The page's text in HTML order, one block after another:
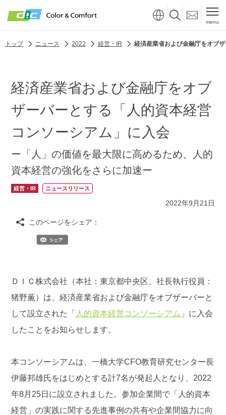
menu
トップ ニュース 2022 経営・IR 経済産業省および金融庁をオブ
経済産業省および金融庁をオブ
ザーバーとする「人的資本経営
コンソーシアム」に入会
ー「人」の価値を最大限に高めるため、人的
資本経営の強化をさらに加速ー
経営・IR ニュースリリース
2022年9月21日
このページをシェア：
ＤＩＣ株式会社（本社：東京都中央区、社長執行役員：
猪野薫）は、経済産業省および金融庁をオブザーバーと
して設立された「 人的資本経営コンソーシアム 」に入会
したことをお知らせします。
本コンソーシアムは、一橋大学CFO教育研究センター長
伊藤邦雄氏をはじめとする計7名が発起人となり、2022
年8月25日に設立されました。参加企業間で「人的資本
経営」の実践に関する先進事例の共有や企業間協力に向